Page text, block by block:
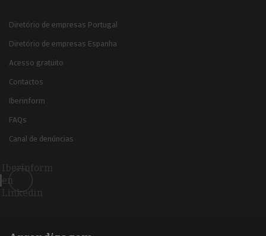
Diretório de empresas Portugal
Diretório de empresas Espanha
Acesso gratuito
Contactos
Iberinform
FAQs
Canal de denúncias
Iberinform
en
Linkedin